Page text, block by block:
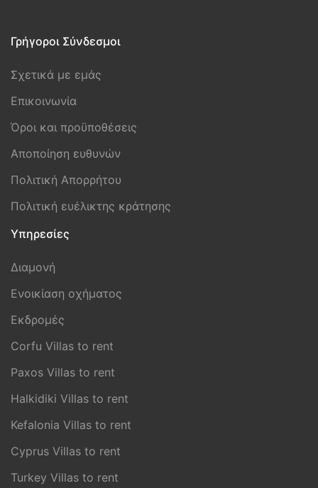
Γρήγοροι Σύνδεσμοι
Σχετικά με εμάς
Επικοινωνία
Όροι και προϋποθέσεις
Aποποίηση ευθυνών
Πολιτική Απορρήτου
Πολιτική ευέλικτης κράτησης
Υπηρεσίες
Διαμονή
Ενοικίαση οχήματος
Εκδρομές
Corfu Villas to rent
Paxos Villas to rent
Halkidiki Villas to rent
Kefalonia Villas to rent
Cyprus Villas to rent
Turkey Villas to rent